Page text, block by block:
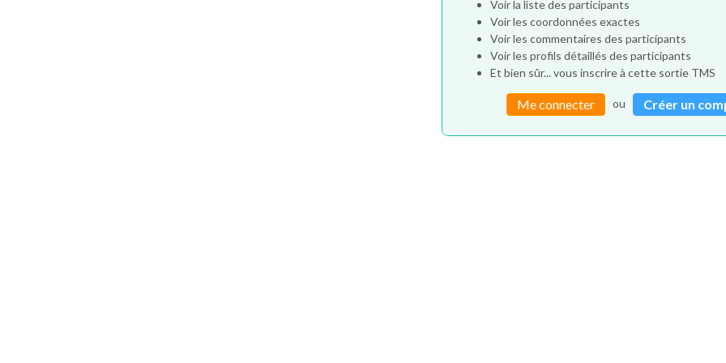
Voir la liste des participants
Voir les coordonnées exactes
Voir les commentaires des participants
Voir les profils détaillés des participants
Et bien sûr... vous inscrire à cette sortie TMS
Me connecter ou Créer un